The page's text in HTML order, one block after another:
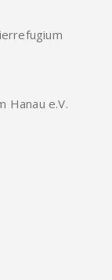
Hanau e.V.